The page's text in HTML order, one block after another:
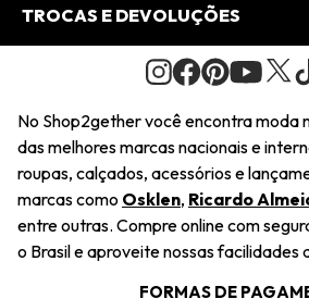
Journal
Saiu na Mídia
Sustentabilidade
Navegando
Regulamento e Promoções
Minha Conta
Pedido de Presente
Wishlist
TROCAS E DEVOLUÇÕES
Condições Gerais
Troca Fácil
Restituição de Pagamento
Dúvidas Frequentes
Termos e Condições
No Shop2gether você encontra moda
das melhores marcas nacionais e
roupas, calçados, acessórios e
marcas como Osklen, Ricardo
entre outras. Compre online com
o Brasil e aproveite nossas facilidades
FORMAS DE